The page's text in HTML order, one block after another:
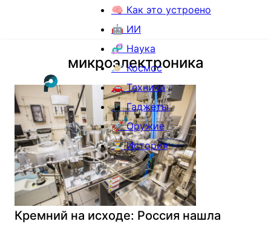
🧠 Как это устроено
🤖 ИИ
🧬 Наука
🪐 Космос
🚗 Техника
📱 Гаджеты
🚀 Оружие
⏳ История
микроэлектроника
Кремний на исходе: Россия нашла